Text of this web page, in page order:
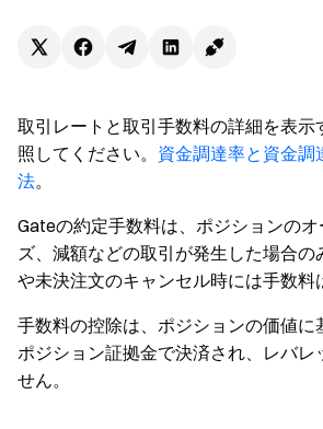
取引レートと取引手数料の詳細を表示
照してください。 資金調達率と資金調
法。
Gateの約定手数料は、ポジションの
ズ、減額などの取引が発生した場合の
や未決注文のキャンセル時には手数料
手数料の控除は、ポジションの価値に
ポジション証拠金で決済され、レバレ
せん。